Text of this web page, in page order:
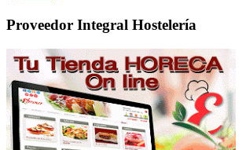
Proveedor Integral Hostelería